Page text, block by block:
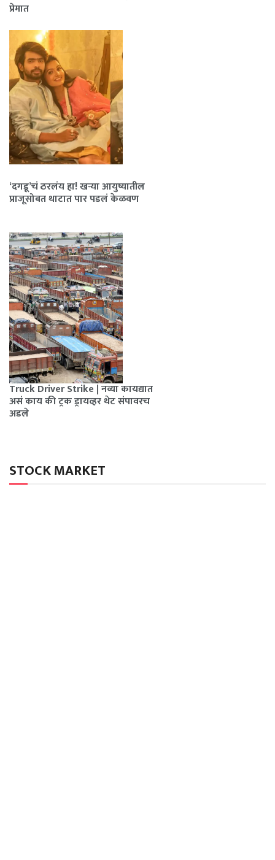
प्रेमात
‘दगडू’चं ठरलंय हा! खऱ्या आयुष्यातील
प्राजूसोबत थाटात पार पडलं केळवण
Truck Driver Strike | नव्या कायद्यात
असं काय की ट्रक ड्रायव्हर थेट संपावरच
अडले
STOCK MARKET